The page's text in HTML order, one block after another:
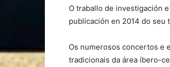
O traballo de investigación
publicación en 2014 do seu
Os numerosos concertos e
tradicionais da área íbero-